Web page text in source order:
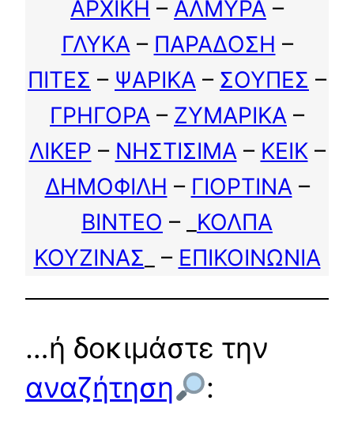
ΑΡΧΙΚΗ – ΑΛΜΥΡΑ –
ΓΛΥΚΑ– ΠΑΡΑΔΟΣΗ –
ΠΙΤΕΣ – ΨΑΡΙΚΑ – ΣΟΥΠΕΣ –
ΓΡΗΓΟΡΑ – ΖΥΜΑΡΙΚΑ –
ΛΙΚΕΡ – ΝΗΣΤΙΣΙΜΑ– ΚΕΙΚ–
ΔΗΜΟΦΙΛΗ – ΓΙΟΡΤΙΝΑ–
ΒΙΝΤΕΟ – _ ΚΟΛΠΑ
ΚΟΥΖΙΝΑΣ _ – ΕΠΙΚΟΙΝΩΝΙΑ
…ή δοκιμάστε την
αναζήτηση
: